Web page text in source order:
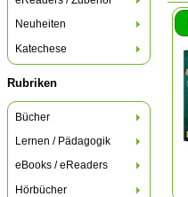
Neuheiten
Katechese
Rubriken
Bücher
Lernen / Pädagogik
eBooks / eReaders
Hörbücher